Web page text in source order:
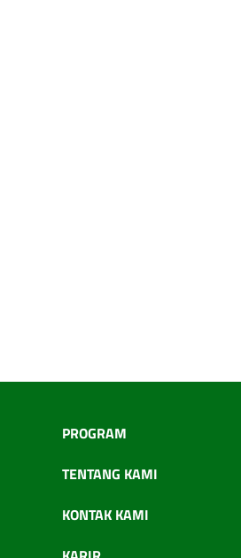
PROGRAM
TENTANG KAMI
KONTAK KAMI